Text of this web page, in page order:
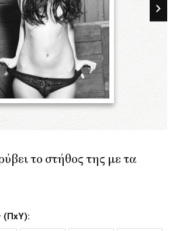
το στήθος της με τα
(ΠxΥ):